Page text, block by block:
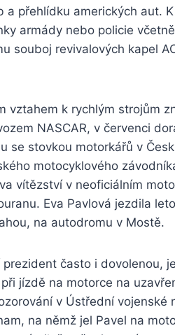
a přehlídku amerických aut.
armády nebo policie
souboj revivalových kapel
vztahem k rychlým strojům
NASCAR, v červenci
se stovkou motorkářů v
motocyklového
vítězství v neoficiálním
Eva Pavlová jezdila
na autodromu v Mostě.
často i dovolenou,
jízdě na motorce na
v Ústřední vojenské
na němž jel Pavel na